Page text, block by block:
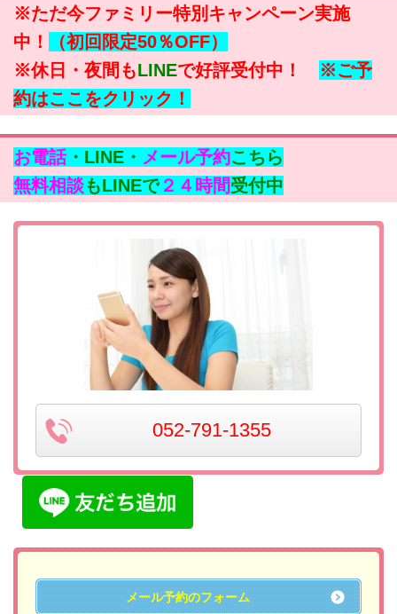
※ただ今ファミリー特別キャンペーン実施
中！
（初回限定50％OFF）
※休日・夜間もLINEで好評受付中！ ※ご予
約はここをクリック！
お電話 ・LINE・ メール予約こちら
無料相談もLINEで ２４時間受付中
052-791-1355
メール予約のフォーム